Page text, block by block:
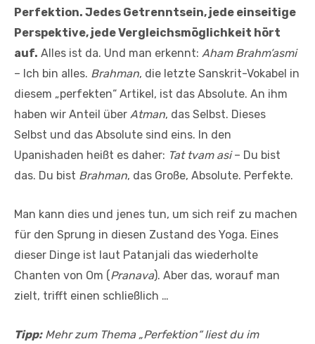
Perfektion. Jedes Getrenntsein, jede einseitige
Perspektive, jede Vergleichsmöglichkeit hört
auf. Alles ist da. Und man erkennt: Aham Brahm’asmi
– Ich bin alles. Brahman, die letzte Sanskrit-Vokabel in
diesem „perfekten“ Artikel, ist das Absolute. An ihm
haben wir Anteil über Atman, das Selbst. Dieses
Selbst und das Absolute sind eins. In den
Upanishaden heißt es daher: Tat tvam asi– Du bist
das. Du bist Brahman, das Große, Absolute. Perfekte.
Man kann dies und jenes tun, um sich reif zu machen
für den Sprung in diesen Zustand des Yoga. Eines
dieser Dinge ist laut Patanjali das wiederholte
Chanten von Om ( Pranava). Aber das, worauf man
zielt, trifft einen schließlich …
Tipp:Mehr zum Thema „Perfektion“ liest du im